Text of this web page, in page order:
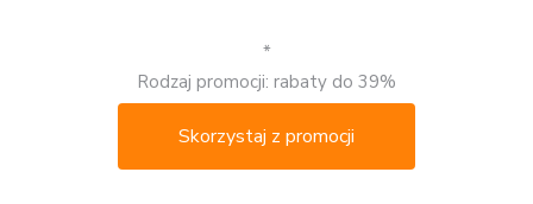
*
Rodzaj promocji: rabaty do 39%
Skorzystaj z promocji